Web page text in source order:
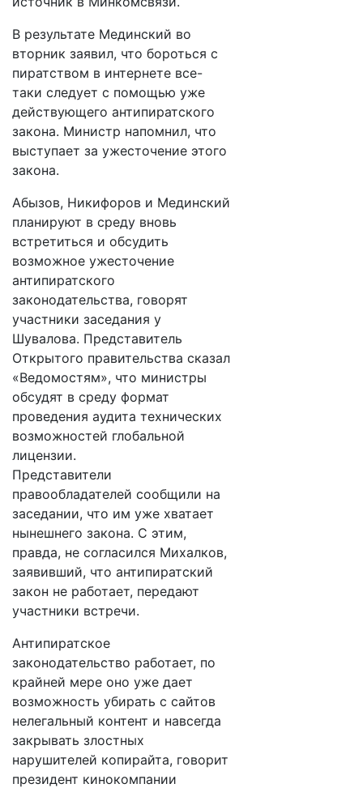
В результате Мединский во
вторник заявил, что бороться с
пиратством в интернете все-
таки следует с помощью уже
действующего антипиратского
закона. Министр напомнил, что
выступает за ужесточение этого
закона.
Абызов, Никифоров и Мединский
планируют в среду вновь
встретиться и обсудить
возможное ужесточение
антипиратского
законодательства, говорят
участники заседания у
Шувалова. Представитель
Открытого правительства сказал
«Ведомостям», что министры
обсудят в среду формат
проведения аудита технических
возможностей глобальной
лицензии.
Представители
правообладателей сообщили на
заседании, что им уже хватает
нынешнего закона. С этим,
правда, не согласился Михалков,
заявивший, что антипиратский
закон не работает, передают
участники встречи.
Антипиратское
законодательство работает, по
крайней мере оно уже дает
возможность убирать с сайтов
нелегальный контент и навсегда
закрывать злостных
нарушителей копирайта, говорит
президент кинокомпании